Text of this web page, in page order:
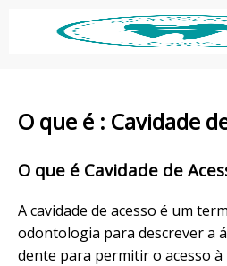
O que é : Cavidade
O que é Cavidade de
A cavidade de acesso é um
odontologia para descrever a
dente para permitir o acesso